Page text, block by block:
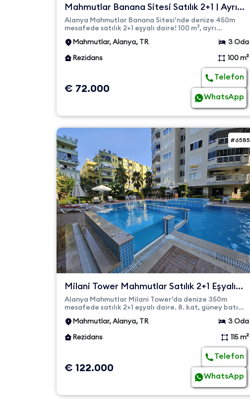
Mahmutlar Banana Sitesi Satılık 2+1 | Ayrı
Mutfaklı | Kod 65...
Alanya Mahmutlar Banana Sitesi’nde denize 450m
mesafede satılık 2+1 eşyalı daire! 100 m², ayrı
Mahmutlar, Alanya, TR
3 Oda
Rezidans
100 m²
€ 72.000
Telefon
WhatsApp
#6585
Milani Tower Mahmutlar Satılık 2+1 Eşyalı
Daire | 115m² - 65...
Alanya Mahmutlar Milani Tower'da denize 350m
mesafede satılık 2+1 eşyalı daire. 8. kat, güney batı
Mahmutlar, Alanya, TR
3 Oda
Rezidans
115 m²
€ 122.000
Telefon
WhatsApp